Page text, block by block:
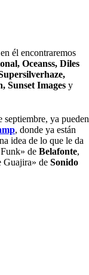
él encontraremos
Oceanss, Diles
Sunset Images y
septiembre, ya pueden
, donde ya están
idea de lo que le da
de Belafonte,
Guajira» de Sonido